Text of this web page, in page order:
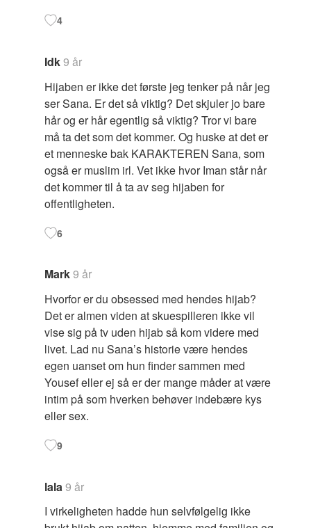
4
Idk9 år
Hijaben er ikke det første jeg tenker på når jeg
ser Sana. Er det så viktig? Det skjuler jo bare
hår og er hår egentlig så viktig? Tror vi bare
må ta det som det kommer. Og huske at det er
et menneske bak KARAKTEREN Sana, som
også er muslim irl. Vet ikke hvor Iman står når
det kommer til å ta av seg hijaben for
offentligheten.
6
Mark9 år
Hvorfor er du obsessed med hendes hijab?
Det er almen viden at skuespilleren ikke vil
vise sig på tv uden hijab så kom videre med
livet. Lad nu Sana’s historie være hendes
egen uanset om hun finder sammen med
Yousef eller ej så er der mange måder at være
intim på som hverken behøver indebære kys
eller sex.
9
lala9 år
I virkeligheten hadde hun selvfølgelig ikke